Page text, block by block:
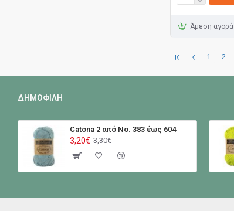
Άμεση αγορά
1 2
ΔΗΜΟΦΙΛΉ
Catona 2 από No. 383 έως 604
3,20€ 3,30€